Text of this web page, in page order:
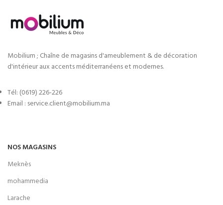
Mobilium ; Chaîne de magasins d'ameublement & de décoration
d'intérieur aux accents méditerranéens et modernes.
Tél: (0619) 226-226
Email : service.client@mobilium.ma
NOS MAGASINS
Meknès
mohammedia
Larache